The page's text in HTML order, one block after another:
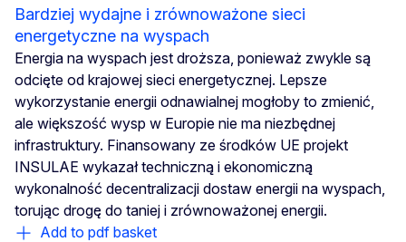
Bardziej wydajne i zrównoważone sieci
energetyczne na wyspach
Energia na wyspach jest droższa, ponieważ zwykle są
odcięte od krajowej sieci energetycznej. Lepsze
wykorzystanie energii odnawialnej mogłoby to zmienić,
ale większość wysp w Europie nie ma niezbędnej
infrastruktury. Finansowany ze środków UE projekt
INSULAE wykazał techniczną i ekonomiczną
wykonalność decentralizacji dostaw energii na wyspach,
torując drogę do taniej i zrównoważonej energii.
Add to pdf basket